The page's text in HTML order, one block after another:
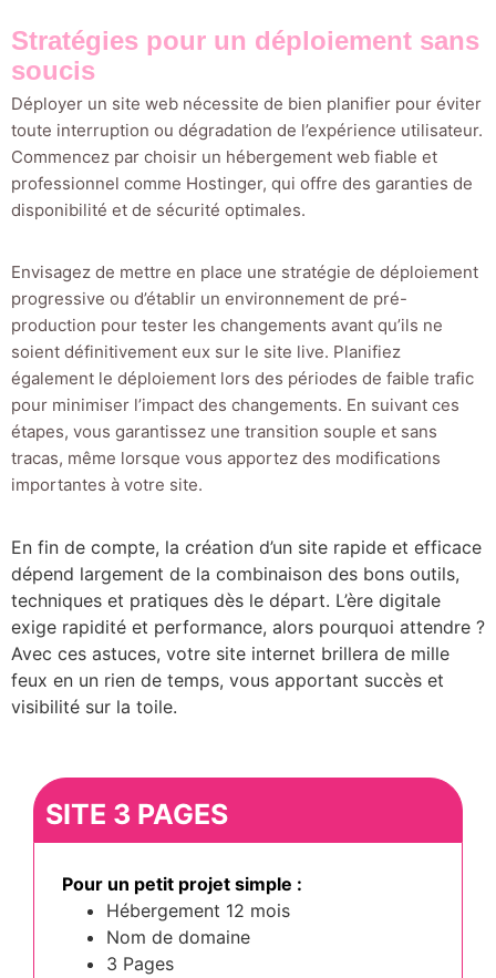
Stratégies pour un déploiement sans
soucis
Déployer un site web nécessite de bien planifier pour éviter
toute interruption ou dégradation de l’expérience utilisateur.
Commencez par choisir un hébergement web fiable et
professionnel comme Hostinger, qui offre des garanties de
disponibilité et de sécurité optimales.
Envisagez de mettre en place une stratégie de déploiement
progressive ou d’établir un environnement de pré-
production pour tester les changements avant qu’ils ne
soient définitivement eux sur le site live. Planifiez
également le déploiement lors des périodes de faible trafic
pour minimiser l’impact des changements. En suivant ces
étapes, vous garantissez une transition souple et sans
tracas, même lorsque vous apportez des modifications
importantes à votre site.
En fin de compte, la création d’un site rapide et efficace
dépend largement de la combinaison des bons outils,
techniques et pratiques dès le départ. L’ère digitale
exige rapidité et performance, alors pourquoi attendre ?
Avec ces astuces, votre site internet brillera de mille
feux en un rien de temps, vous apportant succès et
visibilité sur la toile.
SITE 3 PAGES
Pour un petit projet simple :
Hébergement 12 mois
Nom de domaine
3 Pages